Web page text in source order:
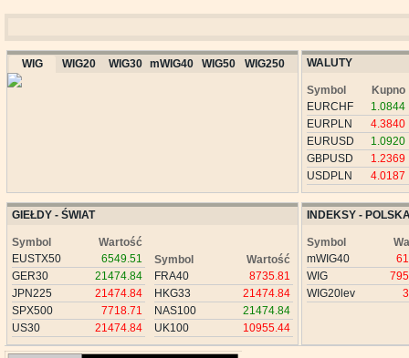
WIG WIG20 WIG30 mWIG40 WIG50 WIG250 WALUTY
Symbol
Kupno
EURCHF
1.0844
EURPLN
4.3840
EURUSD
1.0920
GBPUSD
1.2369
USDPLN
4.0187
GIEŁDY - ŚWIAT
Symbol
Wartość
EUSTX50
6549.51
GER30
21474.84
JPN225
21474.84
SPX500
7718.71
US30
21474.84
Symbol
Wartość
FRA40
8735.81
HKG33
21474.84
NAS100
21474.84
UK100
10955.44
INDEKSY -
Symbol
mWIG40
WIG
WIG20lev